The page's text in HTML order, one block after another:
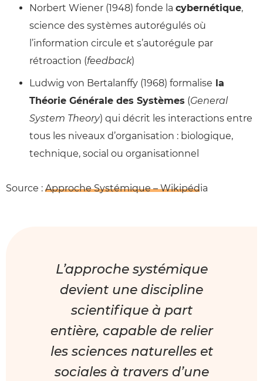
Norbert Wiener (1948) fonde la cybernétique,
science des systèmes autorégulés où
l’information circule et s’autorégule par
rétroaction (feedback)
Ludwig von Bertalanffy (1968) formalise la
Théorie Générale des Systèmes (General
System Theory) qui décrit les interactions entre
tous les niveaux d’organisation : biologique,
technique, social ou organisationnel
Source : Approche Systémique – Wikipédia
L’approche systémique
devient une discipline
scientifique à part
entière, capable de relier
les sciences naturelles et
sociales à travers d’une